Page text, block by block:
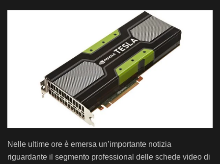
Nelle ultime ore è emersa un’importante notizia
riguardante il segmento professional delle schede video di